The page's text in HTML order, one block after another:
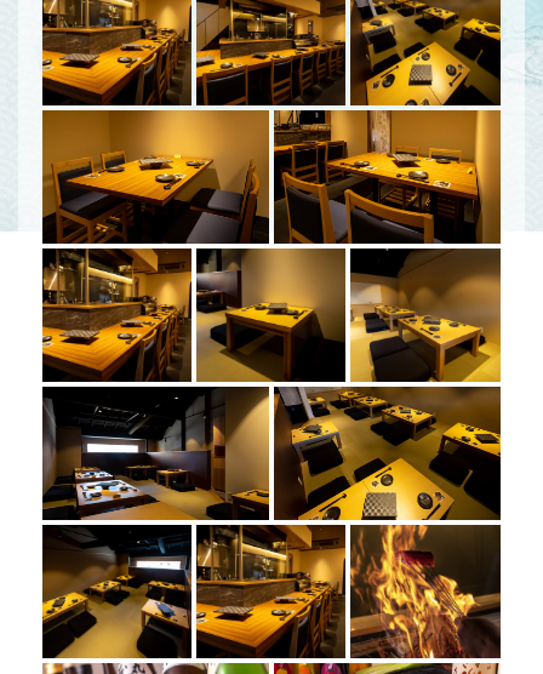
この店舗情報をシェアする
写真 | 居酒家くらと 京都駅
京都府京都市南区東九条北烏丸町31
https://izakayakurato.owst.jp/gallery
お店情報をコピー